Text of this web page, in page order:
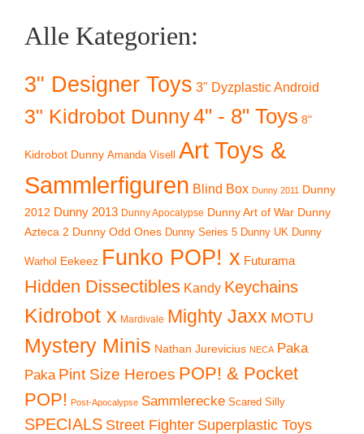
Alle Kategorien:
3" Designer Toys 3" Dyzplastic Android
3" Kidrobot Dunny4" - 8" Toys 8"
Kidrobot Dunny Amanda Visell
Art Toys &
Sammlerfiguren Blind Box Dunny 2011 Dunny
2012 Dunny 2013 Dunny Apocalypse Dunny Art of War Dunny
Azteca 2 Dunny Odd Ones Dunny Series 5 Dunny UK Dunny
Warhol Eekeez Funko POP! x Futurama
Hidden Dissectibles Kandy Keychains
Kidrobot x Mardivale Mighty Jaxx MOTU
Mystery Minis Nathan Jurevicius NECA Paka
Paka Pint Size Heroes POP! & Pocket
POP! Post-Apocalypse Sammlerecke Scared Silly
SPECIALS Street Fighter Superplastic Toys